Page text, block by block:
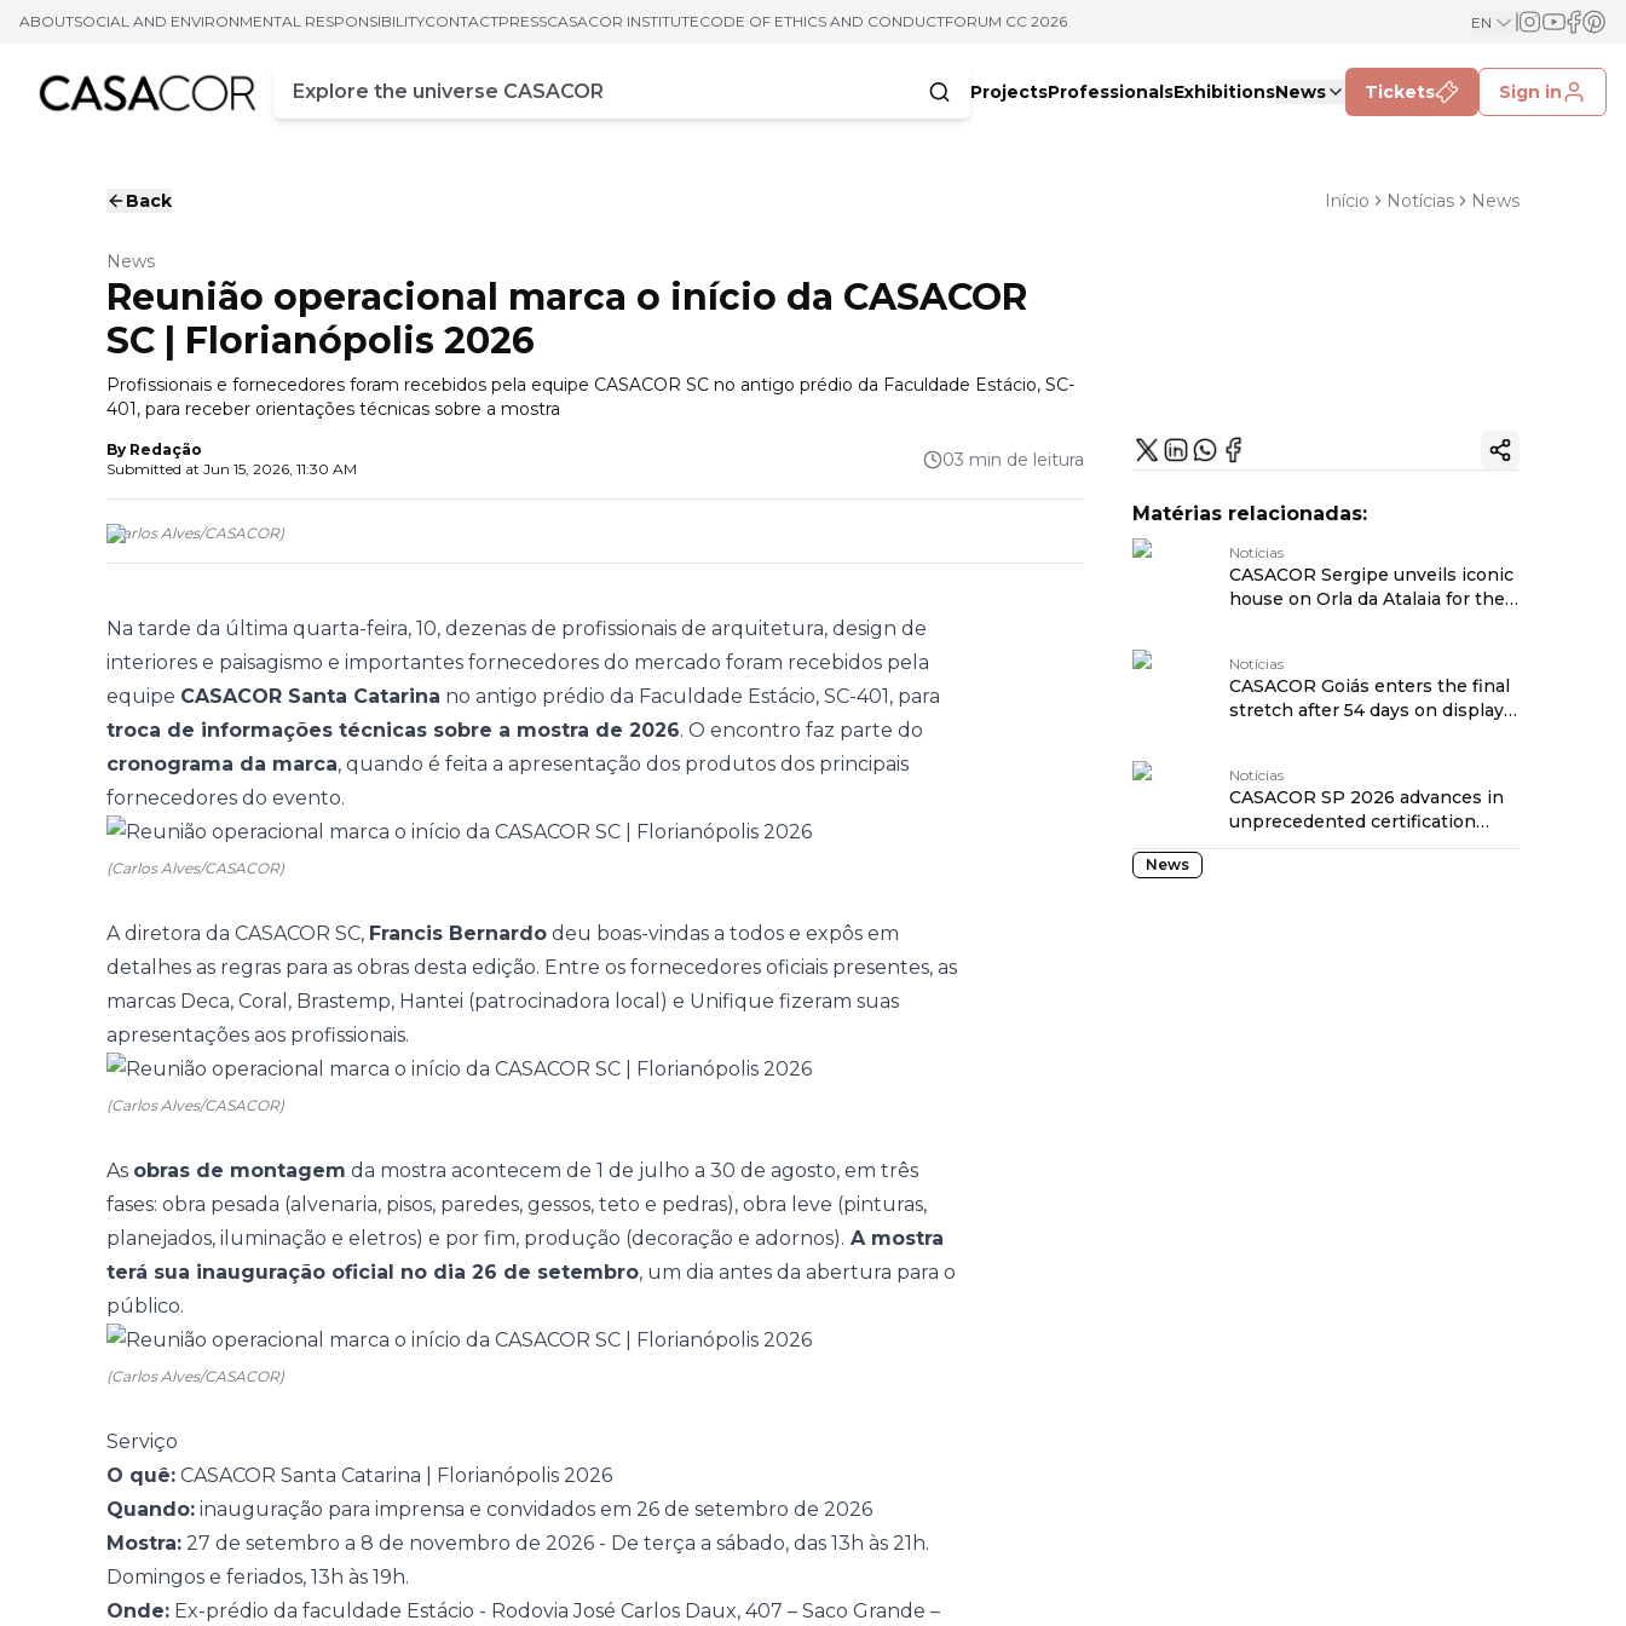
ABOUTSOCIAL AND ENVIRONMENTAL RESPONSIBILITYCONTACTPRESSCASACOR INSTITUTECODE OF ETHICS AND CONDUCTFORUM CC 2026 EN
Campo de busca
Enter at least three characters
ProjectsProfessionalsExhibitionsNews Tickets Sign in
Back Início Notícias News
News
Reunião operacional marca o início da CASACOR
SC | Florianópolis 2026
Profissionais e fornecedores foram recebidos pela equipe CASACOR SC no antigo prédio da Faculdade Estácio, SC-
401, para receber orientações técnicas sobre a mostra
By Redação
Submitted at Jun 15, 2026, 11:30 AM 03 min de leitura
(Carlos Alves/CASACOR)
Na tarde da última quarta-feira, 10, dezenas de profissionais de arquitetura, design de
interiores e paisagismo e importantes fornecedores do mercado foram recebidos pela
equipe CASACOR Santa Catarina no antigo prédio da Faculdade Estácio, SC-401, para
troca de informações técnicas sobre a mostra de 2026. O encontro faz parte do
cronograma da marca, quando é feita a apresentação dos produtos dos principais
fornecedores do evento.
(Carlos Alves/CASACOR)
A diretora da CASACOR SC, Francis Bernardo deu boas-vindas a todos e expôs em
detalhes as regras para as obras desta edição. Entre os fornecedores oficiais presentes, as
marcas Deca, Coral, Brastemp, Hantei (patrocinadora local) e Unifique fizeram suas
apresentações aos profissionais.
(Carlos Alves/CASACOR)
As obras de montagem da mostra acontecem de 1 de julho a 30 de agosto, em três
fases: obra pesada (alvenaria, pisos, paredes, gessos, teto e pedras), obra leve (pinturas,
planejados, iluminação e eletros) e por fim, produção (decoração e adornos). A mostra
terá sua inauguração oficial no dia 26 de setembro, um dia antes da abertura para o
público.
(Carlos Alves/CASACOR)
Serviço
O quê: CASACOR Santa Catarina | Florianópolis 2026
Quando: inauguração para imprensa e convidados em 26 de setembro de 2026
Mostra: 27 de setembro a 8 de novembro de 2026 - De terça a sábado, das 13h às 21h.
Domingos e feriados, 13h às 19h.
Onde: Ex-prédio da faculdade Estácio - Rodovia José Carlos Daux, 407 – Saco Grande –
Copy ink
Matérias relacionadas:
Notícias
CASACOR Sergipe unveils iconic
house on Orla da Atalaia for the
Notícias
CASACOR Goiás enters the final
stretch after 54 days on display
Notícias
CASACOR SP 2026 advances in
unprecedented certification
focused on health and well-
News